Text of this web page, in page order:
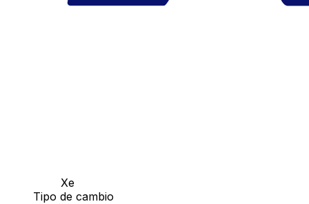
Xe
Tipo de cambio